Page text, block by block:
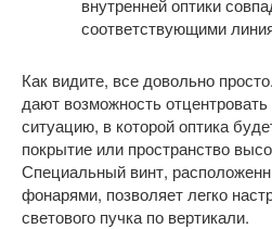
внутренней оптики
соответствующими
Как видите, все довольно
дают возможность
ситуацию, в которой оптика
покрытие или пространство
Специальный винт,
фонарями, позволяет легко
светового пучка по вертикали.